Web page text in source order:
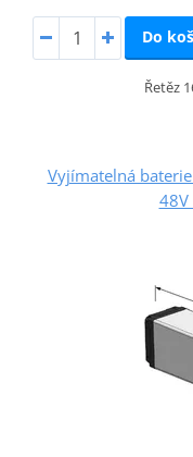
Do
Řetěz
Vyjímatelná baterie
48V